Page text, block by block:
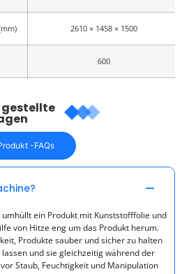
2610 × 1458 × 1500
600
-FAQs
ein Produkt mit Kunststofffolie und
von Hitze eng um das Produkt herum.
Produkte sauber und sicher zu halten
und sie gleichzeitig während der
Staub, Feuchtigkeit und Manipulation